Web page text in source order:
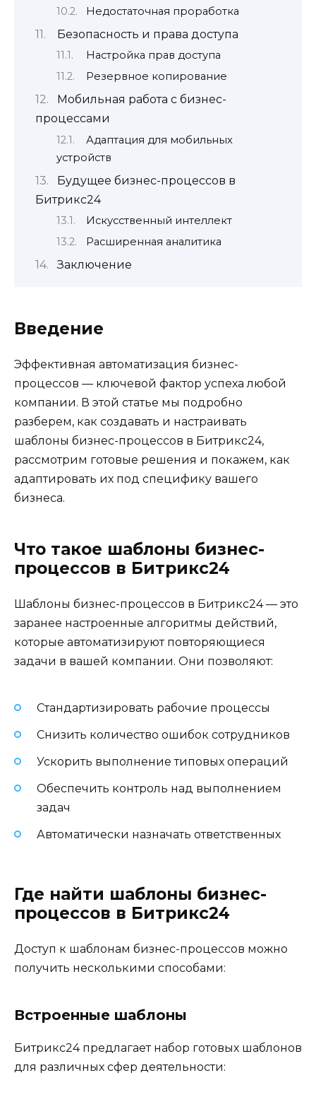
Недостаточная проработка
Безопасность и права доступа
Настройка прав доступа
Резервное копирование
Мобильная работа с бизнес-
процессами
Адаптация для мобильных
устройств
Будущее бизнес-процессов в
Битрикс24
Искусственный интеллект
Расширенная аналитика
Заключение
Введение
Эффективная автоматизация бизнес-
процессов — ключевой фактор успеха любой
компании. В этой статье мы подробно
разберем, как создавать и настраивать
шаблоны бизнес-процессов в Битрикс24,
рассмотрим готовые решения и покажем, как
адаптировать их под специфику вашего
бизнеса.
Что такое шаблоны бизнес-
процессов в Битрикс24
Шаблоны бизнес-процессов в Битрикс24 — это
заранее настроенные алгоритмы действий,
которые автоматизируют повторяющиеся
задачи в вашей компании. Они позволяют:
Стандартизировать рабочие процессы
Снизить количество ошибок сотрудников
Ускорить выполнение типовых операций
Обеспечить контроль над выполнением
задач
Автоматически назначать ответственных
Где найти шаблоны бизнес-
процессов в Битрикс24
Доступ к шаблонам бизнес-процессов можно
получить несколькими способами:
Встроенные шаблоны
Битрикс24 предлагает набор готовых шаблонов
для различных сфер деятельности: